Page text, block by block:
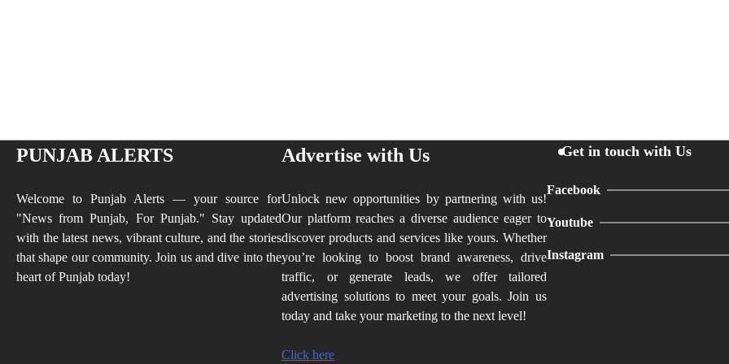
PUNJAB ALERTS
Welcome to Punjab Alerts — your source for
"News from Punjab, For Punjab." Stay updated
with the latest news, vibrant culture, and the stories
that shape our community. Join us and dive into the
heart of Punjab today!
Advertise with Us
Unlock new opportunities by partnering with us!
Our platform reaches a diverse audience eager to
discover products and services like yours. Whether
you’re looking to boost brand awareness, drive
traffic, or generate leads, we offer tailored
advertising solutions to meet your goals. Join us
today and take your marketing to the next level!
Click here
Get in touch with Us
Facebook
Youtube
Instagram